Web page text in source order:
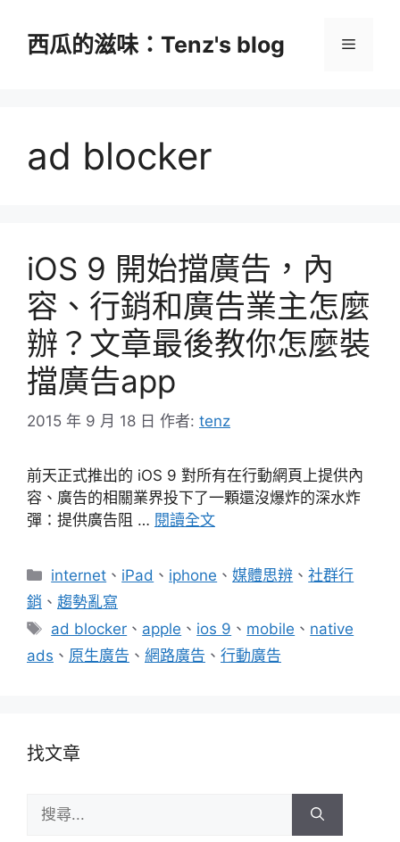
西瓜的滋味：Tenz's blog 選
ad blocker
iOS 9 開始擋廣告，內
容、行銷和廣告業主怎麼
辦？文章最後教你怎麼裝
擋廣告app
2015 年 9 月 18 日 作者: tenz
前天正式推出的 iOS 9 對所有在行動網頁上提供內
容、廣告的相關業界投下了一顆還沒爆炸的深水炸
彈：提供廣告阻 … 閱讀全文
分
類
internet 、 iPad 、 iphone 、媒體思辨 、社群行
銷 、 趨勢亂寫
標
ad blocker 、 apple 、 ios 9 、 mobile 、 native
ads 、 原生廣告 、 網路廣告 、 行動廣告
找文章
尋: